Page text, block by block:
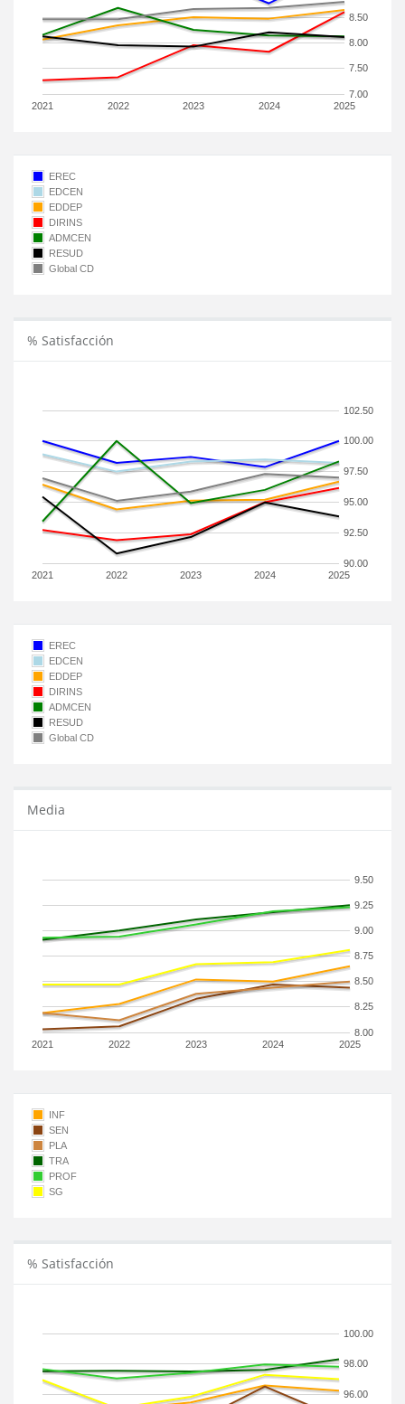
2021 2022 2023 2024 2025
7.00
7.50
8.00
8.50
EREC
EDCEN
EDDEP
DIRINS
ADMCEN
RESUD
Global CD
% Satisfacción
2021 2022 2023 2024 2025
90.00
92.50
95.00
97.50
100.00
102.50
EREC
EDCEN
EDDEP
DIRINS
ADMCEN
RESUD
Global CD
Media
2021 2022 2023 2024 2025
8.00
8.25
8.50
8.75
9.00
9.25
9.50
INF
SEN
PLA
TRA
PROF
SG
% Satisfacción
96.00
98.00
100.00